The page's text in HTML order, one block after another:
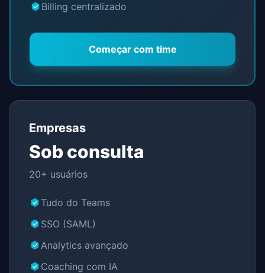
Billing centralizado
Começar com time
Empresas
Sob consulta
20+ usuários
Tudo do Teams
SSO (SAML)
Analytics avançado
Coaching com IA